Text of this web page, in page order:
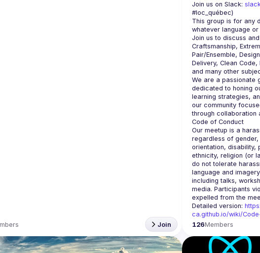
Join
Join us on Slack:
#loc_québec)
This group is for any
Join us to discuss
Craftsmanship,
Pair/Ensemble,
Delivery, Clean
We are a passionate
dedicated to honing
learning strategies,
our community
Our meetup is a
regardless of
orientation, disability,
ethnicity, religion (or
do not tolerate
language and
including talks,
media. Participants
Detailed version:
ca.github.io/wiki/
126Members